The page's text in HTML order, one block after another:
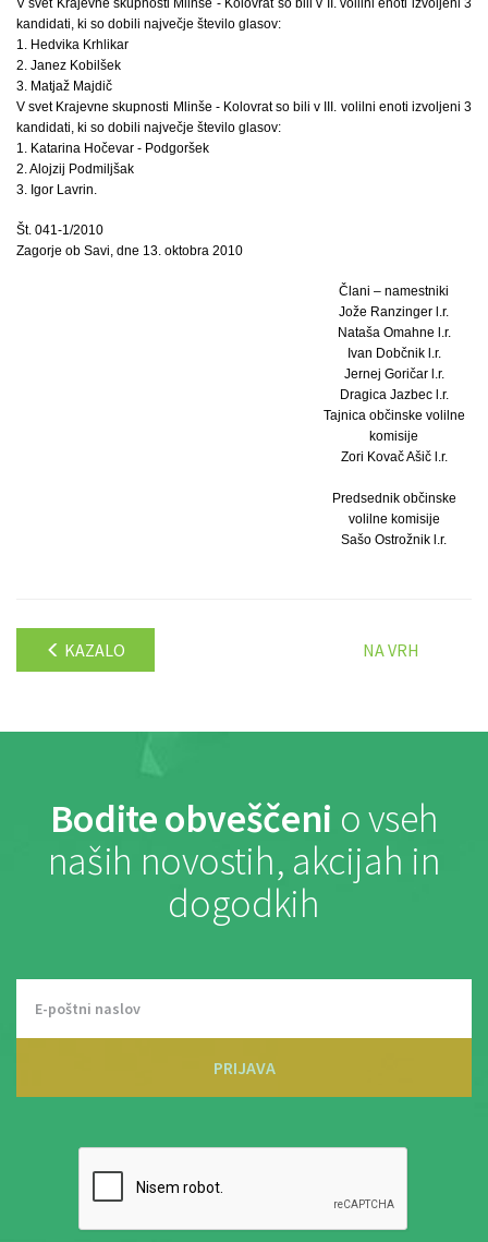
kandidati, ki so dobili največje število glasov:
1. Hedvika Krhlikar
2. Janez Kobilšek
3. Matjaž Majdič
V svet Krajevne skupnosti Mlinše - Kolovrat so bili v III. volilni enoti izvoljeni 3
kandidati, ki so dobili največje število glasov:
1. Katarina Hočevar - Podgoršek
2. Alojzij Podmiljšak
3. Igor Lavrin.
Št. 041-1/2010
Zagorje ob Savi, dne 13. oktobra 2010
Člani – namestniki
Jože Ranzinger l.r.
Nataša Omahne l.r.
Ivan Dobčnik l.r.
Jernej Goričar l.r.
Dragica Jazbec l.r.
Tajnica občinske volilne
komisije
Zori Kovač Ašič l.r.
Predsednik občinske
volilne komisije
Sašo Ostrožnik l.r.
KAZALO NA VRH
Bodite obveščeni o vseh
naših novostih, akcijah in
dogodkih
PRIJAVA